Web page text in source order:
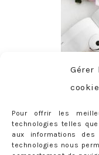
Gérer
Pour offrir les
technologies telles
aux informations
technologies nous